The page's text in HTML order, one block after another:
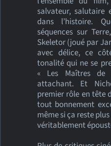
salvateur, salutaire
dans l’histoire.
séquences sur
Skeletor (joué par
avec délice, ce
tonalité qui ne se
« Les Maîtres de
attachant. Et
premier rôle en tête
tout bonnement
même si ça reste
véritablement